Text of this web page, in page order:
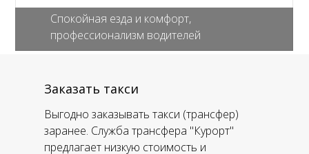
Спокойная езда и комфорт,
профессионализм водителей
Выгодно заказывать такси (трансфер)
заранее. Служба трансфера "Курорт"
предлагает низкую стоимость и
Заказать такси